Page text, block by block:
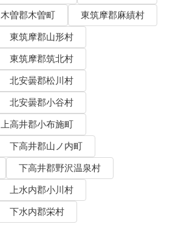
木曽郡木曽町
東筑摩郡麻績村
東筑摩郡山形村
東筑摩郡筑北村
北安曇郡松川村
北安曇郡小谷村
上高井郡小布施町
下高井郡山ノ内町
下高井郡野沢温泉村
上水内郡小川村
下水内郡栄村